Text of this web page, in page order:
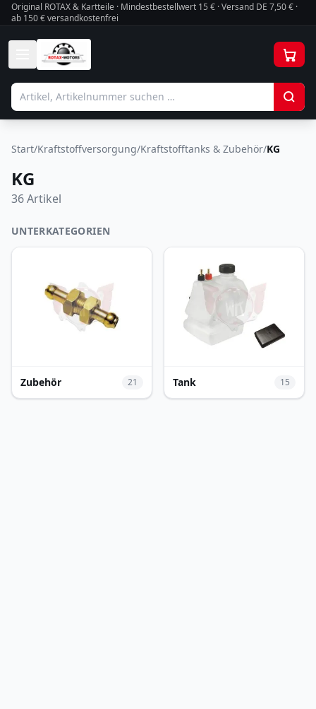
Original ROTAX & Kartteile · Mindestbestellwert 15 € · Versand DE 7,50 € ·
ab 150 € versandkostenfrei
Start/Kraftstoffversorgung/Kraftstofftanks & Zubehör/KG
KG
36Artikel
UNTERKATEGORIEN
Zubehör 21 Tank 15